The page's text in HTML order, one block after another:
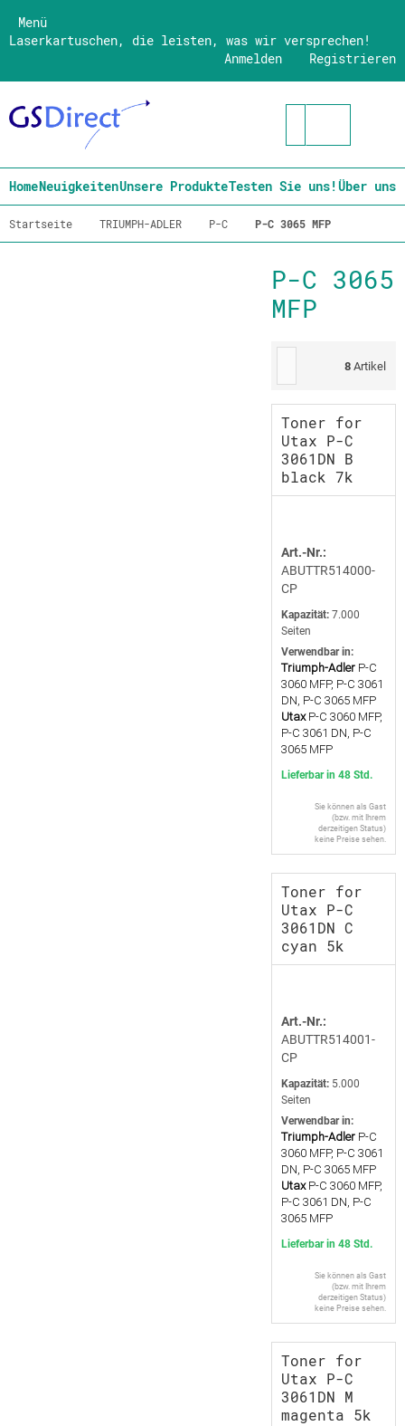
Menü
Laserkartuschen, die leisten, was wir versprechen!
Registrieren
Anmelden
HomeNeuigkeitenUnsere ProdukteTesten Sie uns!Über uns
Startseite TRIUMPH-ADLER P-C P-C 3065 MFP
P-C 3065
MFP
8 Artikel
Toner for
Utax P-C
3061DN B
black 7k
Art.-Nr.:
ABUTTR514000-
CP
Kapazität: 7.000
Seiten
Verwendbar in:
Triumph-Adler P-C
3060 MFP, P-C 3061
DN, P-C 3065 MFP
Utax P-C 3060 MFP,
P-C 3061 DN, P-C
3065 MFP
Lieferbar in 48 Std.
Sie können als Gast
(bzw. mit Ihrem
derzeitigen Status)
keine Preise sehen.
Toner for
Utax P-C
3061DN C
cyan 5k
Art.-Nr.:
ABUTTR514001-
CP
Kapazität: 5.000
Seiten
Verwendbar in:
Triumph-Adler P-C
3060 MFP, P-C 3061
DN, P-C 3065 MFP
Utax P-C 3060 MFP,
P-C 3061 DN, P-C
3065 MFP
Lieferbar in 48 Std.
Sie können als Gast
(bzw. mit Ihrem
derzeitigen Status)
keine Preise sehen.
Toner for
Utax P-C
3061DN M
magenta 5k